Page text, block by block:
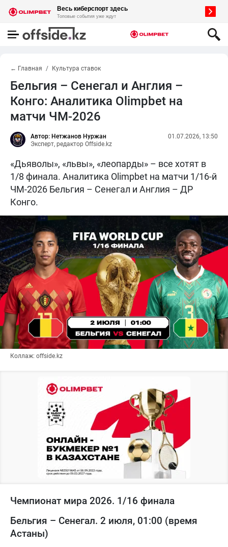
← Главная Культура ставок
Бельгия – Сенегал и Англия –
Конго: Аналитика Olimpbet на
матчи ЧМ-2026
Автор: Нетжанов Нуржан
Эксперт, редактор Offside.kz
01.07.2026, 13:50
«Дьяволы», «львы», «леопарды» – все хотят в
1/8 финала. Аналитика Olimpbet на матчи 1/16-й
ЧМ-2026 Бельгия – Сенегал и Англия – ДР
Конго.
Коллаж: offside.kz
Чемпионат мира 2026. 1/16 финала
Бельгия – Сенегал. 2 июля, 01:00 (время
Астаны)